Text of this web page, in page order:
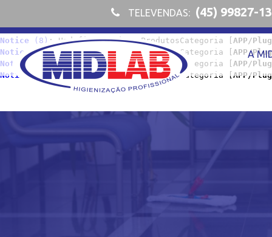
: Undefined index: ProdutosCategoria [ APP/
: Undefined index: ProdutosCategoria [APP/
Notice (8): Undefined index: ProdutosCategoria [APP/
Notice (8) : Undefined index: ProdutosCategoria [ APP/
Notice (8): Undefined index: ProdutosCategoria [ APP/
TELEVENDAS: (45) 99827-
A
Notice (8): Undefined index: ProdutosCategoria [ APP/
Notice (8) : Undefined index: ProdutosCategoria [ APP/